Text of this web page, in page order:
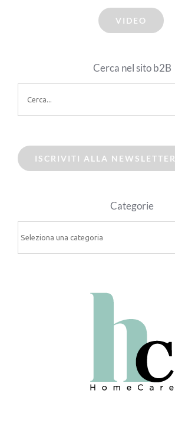
VIDEO
Cerca nel sito b2B
per:
ISCRIVITI ALLA NEWSLETTER
Categorie